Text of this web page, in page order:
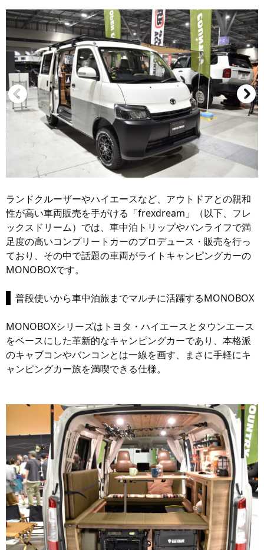
ランドクルーザーやハイエースなど、アウトドアとの親和
性が高い車両販売を手がける「frexdream」（以下、フレ
ックスドリーム）では、車中泊トリップやバンライフで満
足度の高いコンプリートカーのプロデュース・販売を行っ
ており、その中で話題の車両がライトキャンピングカーの
MONOBOXです。
普段使いから車中泊旅までマルチに活躍するMONOBOX
MONOBOXシリーズはトヨタ・ハイエースとタウンエース
をベースにした革新的なキャンピングカーであり、本格派
のキャブコンやバンコンとは一線を画す、まさに手軽にキ
ャンピングカー旅を満喫できる仕様。